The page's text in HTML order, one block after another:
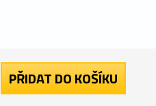
PŘIDAT DO KOŠÍKU